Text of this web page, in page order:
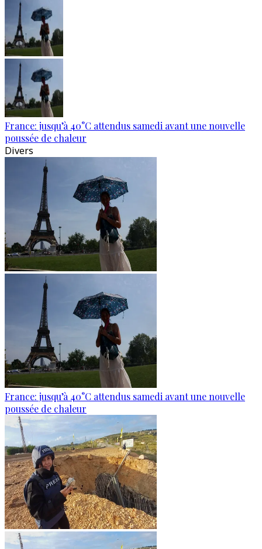
France: jusqu’à 40°C attendus samedi avant une nouvelle
poussée de chaleur
Divers
France: jusqu’à 40°C attendus samedi avant une nouvelle
poussée de chaleur